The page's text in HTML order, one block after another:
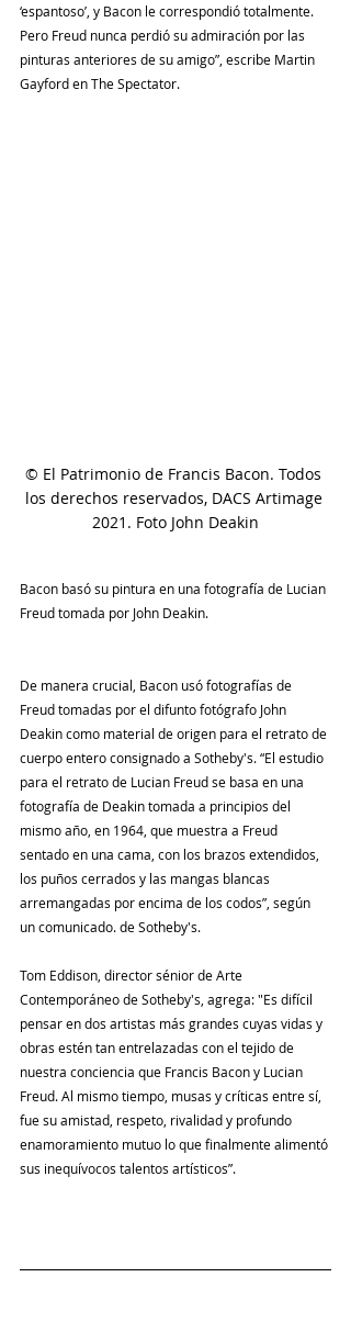
‘espantoso’, y Bacon le correspondió totalmente.
Pero Freud nunca perdió su admiración por las
pinturas anteriores de su amigo”, escribe Martin
Gayford en The Spectator.
© El Patrimonio de Francis Bacon. Todos
los derechos reservados, DACS Artimage
2021. Foto John Deakin
Bacon basó su pintura en una fotografía de Lucian
Freud tomada por John Deakin.
De manera crucial, Bacon usó fotografías de
Freud tomadas por el difunto fotógrafo John
Deakin como material de origen para el retrato de
cuerpo entero consignado a Sotheby's. “El estudio
para el retrato de Lucian Freud se basa en una
fotografía de Deakin tomada a principios del
mismo año, en 1964, que muestra a Freud
sentado en una cama, con los brazos extendidos,
los puños cerrados y las mangas blancas
arremangadas por encima de los codos”, según
un comunicado. de Sotheby's.
Tom Eddison, director sénior de Arte
Contemporáneo de Sotheby's, agrega: "Es difícil
pensar en dos artistas más grandes cuyas vidas y
obras estén tan entrelazadas con el tejido de
nuestra conciencia que Francis Bacon y Lucian
Freud. Al mismo tiempo, musas y críticas entre sí,
fue su amistad, respeto, rivalidad y profundo
enamoramiento mutuo lo que finalmente alimentó
sus inequívocos talentos artísticos”.